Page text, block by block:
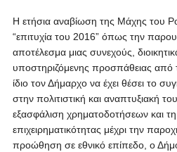
Η ετήσια αναβίωση της Μάχης του
“επιτυχία του 2016” όπως την
αποτέλεσμα μιας συνεχούς,
υποστηριζόμενης προσπάθειας από
ίδιο τον Δήμαρχο να έχει θέσει το
στην πολιτιστική και αναπτυξιακή
εξασφάλιση χρηματοδοτήσεων και τη
επιχειρηματικότητας μέχρι την
προώθηση σε εθνικό επίπεδο, ο